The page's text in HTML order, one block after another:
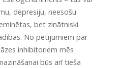
depresiju, neesošu
bet zinātniski
No pētījumiem par
inhibitoriem mēs
būs arī tieša